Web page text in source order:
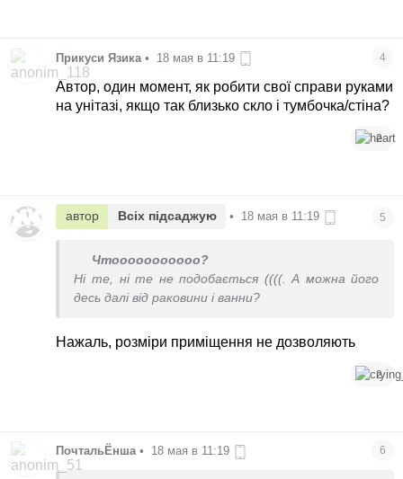
Прикуси Язика • 18 мая в 11:19 4
Автор, один момент, як робити свої справи руками
на унітазі, якщо так близько скло і тумбочка/стіна?
2
автор Всіх підсаджую • 18 мая в 11:19 5
Чтооооооооооо?
Ні те, ні те не подобається ((((. А можна його
десь далі від раковини і ванни?
Нажаль, розміри приміщення не дозволяють
2
ПочтальЁнша • 18 мая в 11:19 6